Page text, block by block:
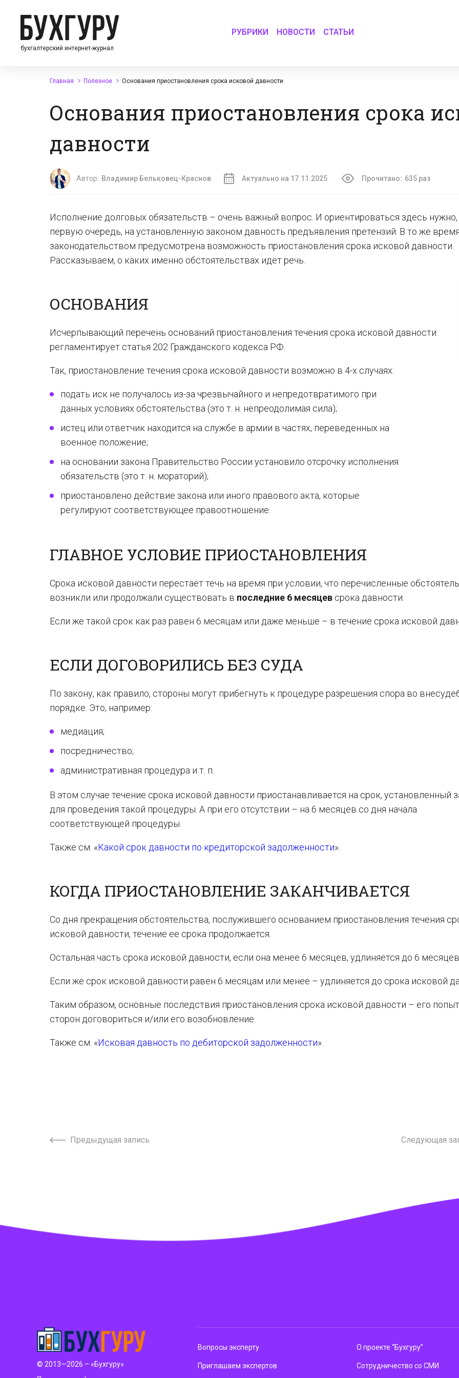
бухгалтерский интернет-журнал
РУБРИКИ НОВОСТИ СТАТЬИ
Главная Полезное Основания приостановления срока исковой давности
Основания приостановления срока
давности
Автор: Владимир Бельковец-Краснов Актуально на 17.11.2025 Прочитано: 635 раз
Исполнение долговых обязательств – очень важный вопрос. И ориентироваться здесь нужно,
первую очередь, на установленную законом давность предъявления претензий. В то же
законодательством предусмотрена возможность приостановления срока исковой давности.
Рассказываем, о каких именно обстоятельствах идёт речь.
ОСНОВАНИЯ
Исчерпывающий перечень оснований приостановления течения срока исковой давности
регламентирует статья 202 Гражданского кодекса РФ.
Так, приостановление течения срока исковой давности возможно в 4-х случаях:
подать иск не получалось из-за чрезвычайного и непредотвратимого при
данных условиях обстоятельства (это т. н. непреодолимая сила);
истец или ответчик находится на службе в армии в частях, переведенных на
военное положение;
на основании закона Правительство России установило отсрочку исполнения
обязательств (это т. н. мораторий);
приостановлено действие закона или иного правового акта, которые
регулируют соответствующее правоотношение.
ГЛАВНОЕ УСЛОВИЕ ПРИОСТАНОВЛЕНИЯ
Срока исковой давности перестаёт течь на время при условии, что перечисленные
возникли или продолжали существовать в последние 6 месяцев срока давности.
Если же такой срок как раз равен 6 месяцам или даже меньше – в течение срока исковой
ЕСЛИ ДОГОВОРИЛИСЬ БЕЗ СУДА
По закону, как правило, стороны могут прибегнуть к процедуре разрешения спора во
порядке. Это, например:
медиация;
посредничество;
административная процедура и т. п.
В этом случае течение срока исковой давности приостанавливается на срок, установленный
для проведения такой процедуры. А при его отсутствии – на 6 месяцев со дня начала
соответствующей процедуры.
Также см. «Какой срок давности по кредиторской задолженности».
КОГДА ПРИОСТАНОВЛЕНИЕ ЗАКАНЧИВАЕТСЯ
Со дня прекращения обстоятельства, послужившего основанием приостановления течения
исковой давности, течение ее срока продолжается.
Остальная часть срока исковой давности, если она менее 6 месяцев, удлиняется до 6 месяцев.
Если же срок исковой давности равен 6 месяцам или менее – удлиняется до срока исковой
Таким образом, основные последствия приостановления срока исковой давности – его
сторон договориться и/или его возобновление.
Также см. «Исковая давность по дебиторской задолженности».
Предыдущая запись Следующая
© 2013—2026 – «Бухгуру»
Вопросы эксперту
Приглашаем экспертов
О проекте “Бухгуру”
Сотрудничество со СМИ